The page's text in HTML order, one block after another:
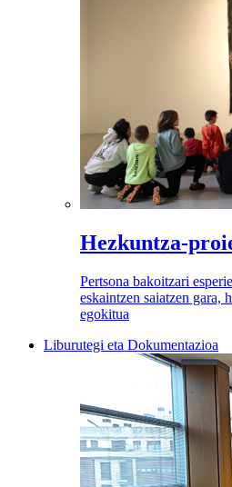
Hezkuntza-
Pertsona bakoitzari
eskaintzen saiatzen gara,
egokitua
Liburutegi eta Dokumentazioa